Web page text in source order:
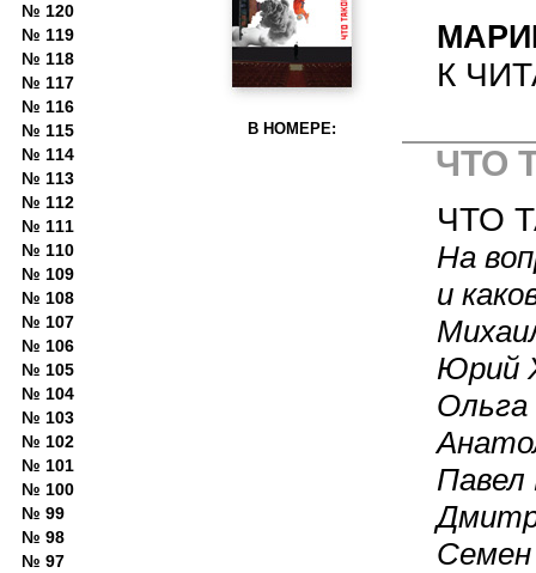
В НОМЕРЕ:
К
ЧТО
ЧТО
На
и
Юрий
Ольга
Павел
Семен
№ 120
№ 119
№ 118
№ 117
№ 116
№ 115
№ 114
№ 113
№ 112
№ 111
№ 110
№ 109
№ 108
№ 107
№ 106
№ 105
№ 104
№ 103
№ 102
№ 101
№ 100
№ 99
№ 98
№ 97